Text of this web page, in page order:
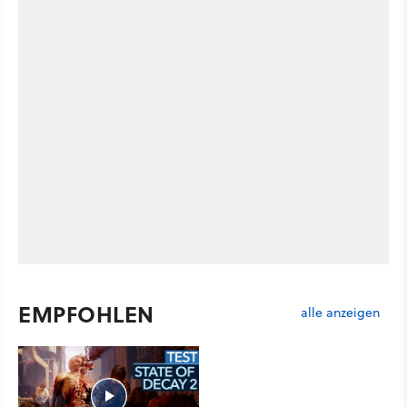
EMPFOHLEN alle anzeigen